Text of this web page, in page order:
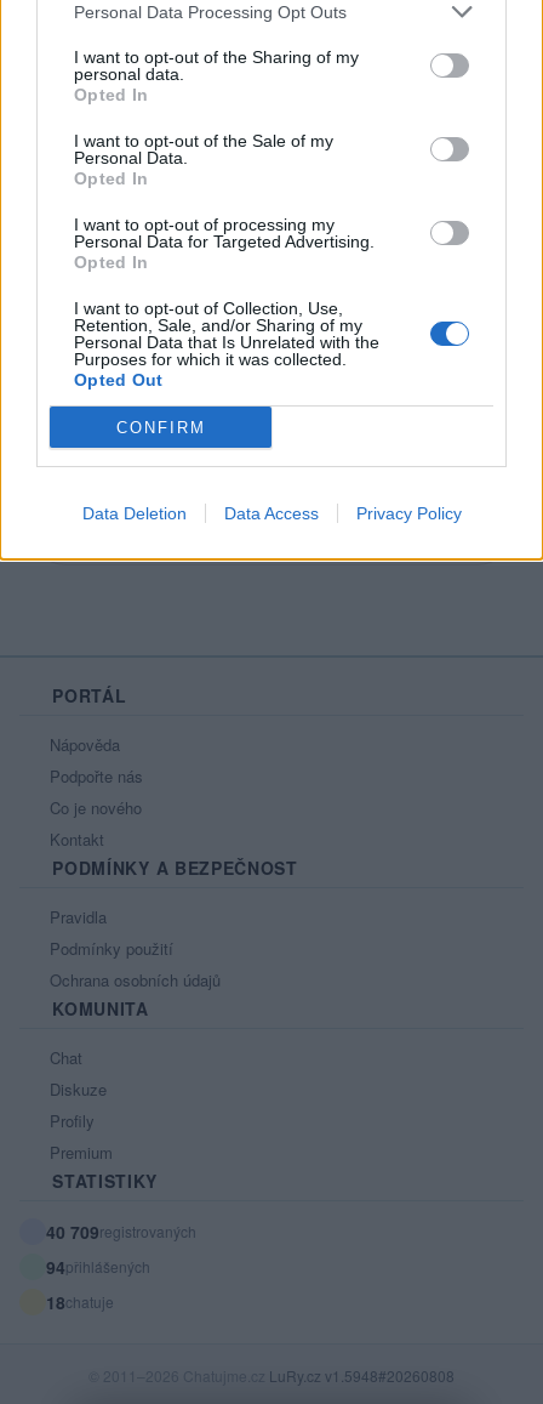
Personal Data Processing Opt Outs
I want to opt-out of the Sharing of my
personal data.
Opted In
I want to opt-out of the Sale of my
Personal Data.
Opted In
I want to opt-out of processing my
Personal Data for Targeted Advertising.
Opted In
I want to opt-out of Collection, Use,
Retention, Sale, and/or Sharing of my
Personal Data that Is Unrelated with the
Purposes for which it was collected.
Opted Out
CONFIRM
Data Deletion Data Access Privacy Policy
Informace o profilu a chatu
Registrace od: 13.04.2014 22:13
Prochatováno: 2,583.56 hod.
0
Oblibené místnosti: Žádné
Sledované diskuze
nejhorší je srážka s blbcem...a hned po
ránu
PORTÁL
Nápověda
Podpořte nás
Co je nového
Kontakt
PODMÍNKY A BEZPEČNOST
Pravidla
Podmínky použití
Ochrana osobních údajů
KOMUNITA
Chat
Diskuze
Profily
Premium
STATISTIKY
40 709registrovaných
94přihlášených
18chatuje
© 2011–2026 Chatujme.cz LuRy.cz v1.5948#20260808